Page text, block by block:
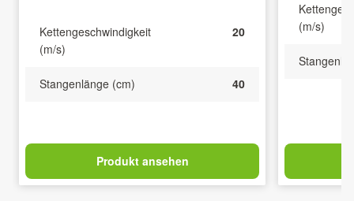
Kettengeschwindigkeit
(m/s)
20
Stangenlänge (cm) 40
Produkt ansehen
(m/s)